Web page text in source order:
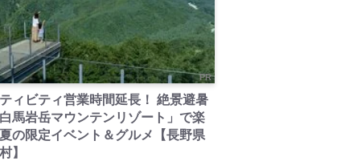
PR
ィビティ営業時間延長！ 絶景避暑
馬岩岳マウンテンリゾート」で楽
夏の限定イベント＆グルメ【長野県
】